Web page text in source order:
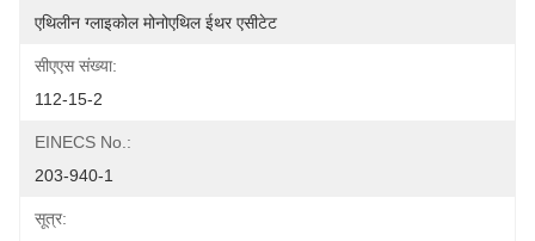
एथिलीन ग्लाइकोल मोनोएथिल ईथर एसीटेट
सीएएस संख्या:
112-15-2
EINECS No.:
203-940-1
सूत्र: